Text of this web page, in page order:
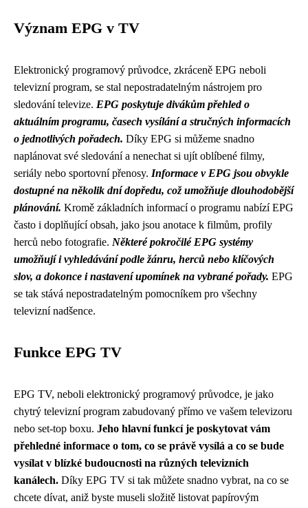
Význam EPG v TV
Elektronický programový průvodce, zkráceně EPG neboli
televizní program, se stal nepostradatelným nástrojem pro
sledování televize. EPG poskytuje divákům přehled o
aktuálním programu, časech vysílání a stručných informacích
o jednotlivých pořadech. Díky EPG si můžeme snadno
naplánovat své sledování a nenechat si ujít oblíbené filmy,
seriály nebo sportovní přenosy. Informace v EPG jsou obvykle
dostupné na několik dní dopředu, což umožňuje dlouhodobější
plánování. Kromě základních informací o programu nabízí EPG
často i doplňující obsah, jako jsou anotace k filmům, profily
herců nebo fotografie. Některé pokročilé EPG systémy
umožňují i vyhledávání podle žánru, herců nebo klíčových
slov, a dokonce i nastavení upomínek na vybrané pořady. EPG
se tak stává nepostradatelným pomocníkem pro všechny
televizní nadšence.
Funkce EPG TV
EPG TV, neboli elektronický programový průvodce, je jako
chytrý televizní program zabudovaný přímo ve vašem televizoru
nebo set-top boxu. Jeho hlavní funkcí je poskytovat vám
přehledné informace o tom, co se právě vysílá a co se bude
vysílat v blízké budoucnosti na různých televizních
kanálech. Díky EPG TV si tak můžete snadno vybrat, na co se
chcete dívat, aniž byste museli složitě listovat papírovým